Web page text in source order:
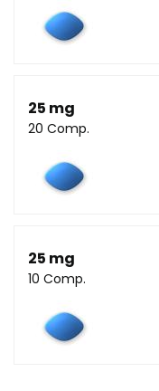
25 mg
20 Comp.
25 mg
10 Comp.